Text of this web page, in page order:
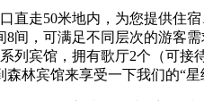
直走50米地内，为您提供住
间，可满足不同层次的游客
列宾馆，拥有歌厅2个（可
林宾馆来享受一下我们的“星